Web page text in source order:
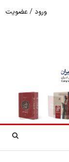
ورود /عضویت